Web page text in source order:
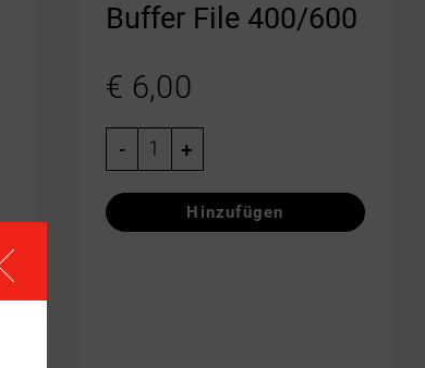
Buffer File 400/600
€ 6,00
+
-